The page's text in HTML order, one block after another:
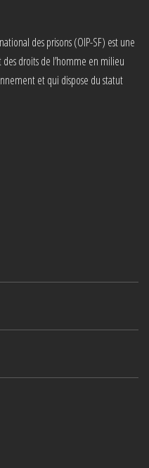
des prisons (OIP-SF) est une
droits de l’homme en milieu
et qui dispose du statut